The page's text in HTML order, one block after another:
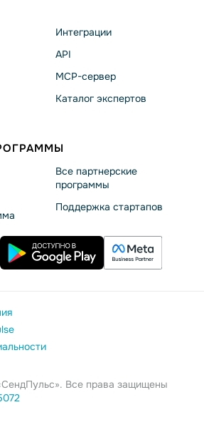
Интеграции
API
MCP-сервер
Каталог экспертов
Все партнерские
программы
Поддержка стартапов
Все права защищены